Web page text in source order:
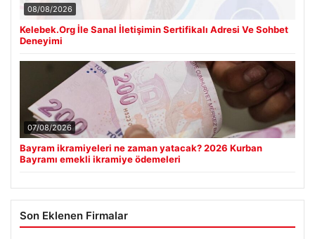
08/08/2026
Kelebek.Org İle Sanal İletişimin Sertifikalı Adresi Ve Sohbet
Deneyimi
07/08/2026
Bayram ikramiyeleri ne zaman yatacak? 2026 Kurban
Bayramı emekli ikramiye ödemeleri
Son Eklenen Firmalar